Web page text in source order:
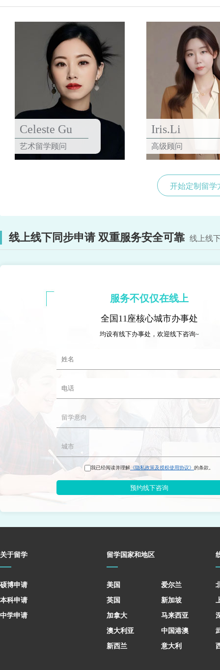
Celeste Gu
艺术留学顾问
Iris.Li
高级顾问
开始定制留学
线上线下同步申请 双重服务安全可靠 线上线
服务不仅仅在线上
全国11座核心城市办事处
均设有线下办事处，欢迎线下咨询~
我已经阅读并理解 《隐私政策及授权使用协议》 的条款。
预约线下咨询
关于留学
硕博申请
本科申请
中学申请
留学国家和地区
美国
英国
加拿大
澳大利亚
新西兰
爱尔兰
新加坡
马来西亚
中国港澳
意大利